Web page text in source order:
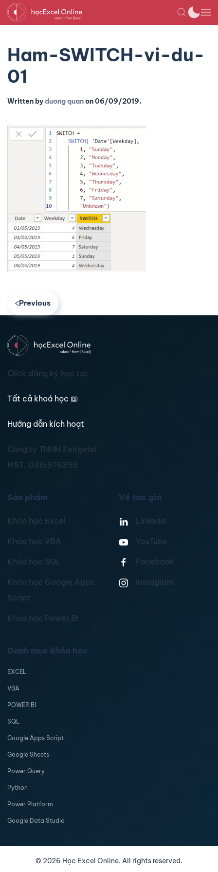
Ham-SWITCH-vi-du-
01
Written byduong quanon06/09/2019.
Previous
Click đăng ký học tại:
Tất cả khoá học 📖
Hướng dẫn kích hoạt
Công ty TNHH Zeitgeist
MST: 0315976395
Sản phẩm
Khóa học Excel
Khóa học VBA
Khóa học SQL
Khóa học Google Apps
Script
Khóa học Power BI
Về tác giả
Linkedin
YouTube
Facebook
Instagram
Danh mục khóa học
EXCEL
VBA
POWER BI
SQL
Google Apps Script
Google Sheets
Power Query
Python
Power Platform
Google Data Studio
© 2026 Học Excel Online. All rights reserved.